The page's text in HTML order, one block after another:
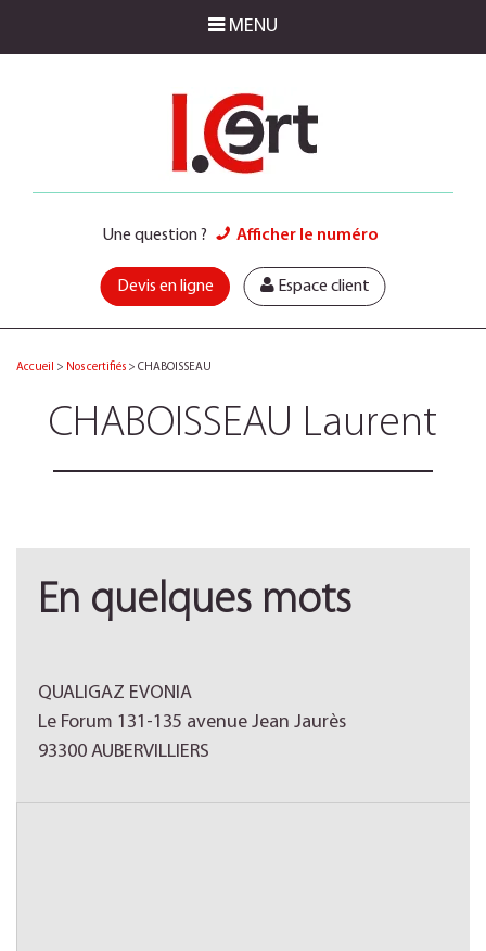
MENU
Une question ? Afficher le numéro
Devis en ligne Espace client
Accueil > Nos certifiés > CHABOISSEAU
CHABOISSEAU Laurent
En quelques mots
QUALIGAZ EVONIA
Le Forum 131-135 avenue Jean Jaurès
93300 AUBERVILLIERS